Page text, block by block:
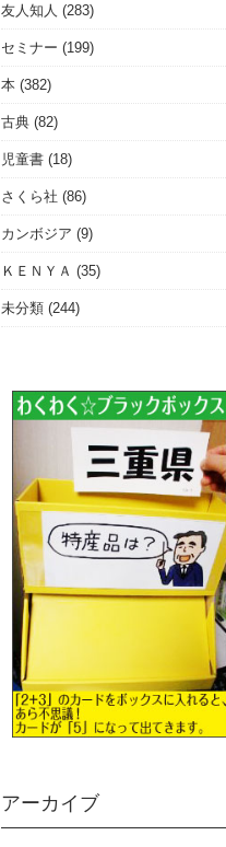
友人知人 (283)
セミナー (199)
本 (382)
古典 (82)
児童書 (18)
さくら社 (86)
カンボジア (9)
ＫＥＮＹＡ (35)
未分類 (244)
アーカイブ